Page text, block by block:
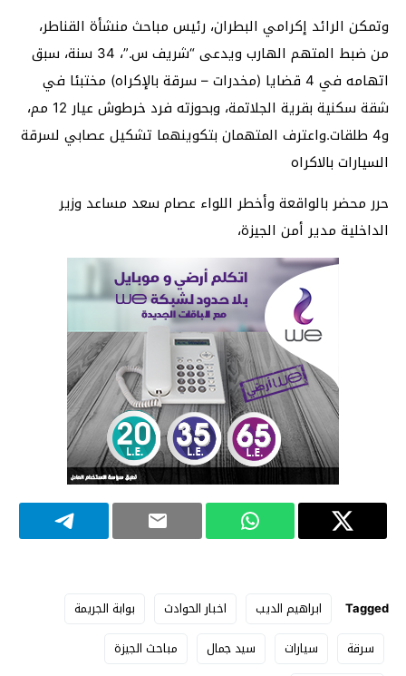
وتمكن الرائد إكرامي البطران، رئيس مباحث منشأة القناطر،
من ضبط المتهم الهارب ويدعى “شريف س.”، 34 سنة، سبق
اتهامه في 4 قضايا (مخدرات – سرقة بالإكراه) مختبئا في
شقة سكنية بقرية الجلاتمة، وبحوزته فرد خرطوش عيار 12 مم،
و4 طلقات.واعترف المتهمان بتكوينهما تشكيل عصابي لسرقة
السيارات بالاكراه
حرر محضر بالواقعة وأخطر اللواء عصام سعد مساعد وزير
الداخلية مدير أمن الجيزة،
Tagged ابراهيم الديب اخبار الحوادث
بوابة الجريمة
سرقة
سيارات سيد جمال
مباحث الجيزة